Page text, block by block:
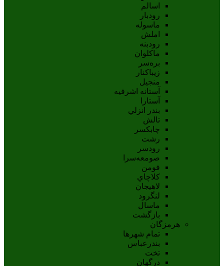
اسالم
رودبار
ماسوله
املش
رودبنه
ماکلوان
بره‌سر
زیباکنار
منجیل
آستانه اشرفيه
آستارا
بندر انزلي
تالش
چابکسر
رشت
رودسر
صومعه‌سرا
فومن
کلاچاي
لاهيجان
لنگرود
ماسال
بازگشت
هرمزگان
تمام شهر‌ها
بندرعباس
تخت
درگهان